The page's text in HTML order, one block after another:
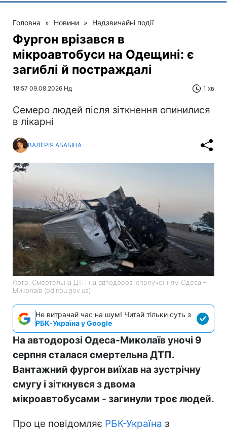
Головна » Новини » Надзвичайні події
Фургон врізався в
мікроавтобуси на Одещині: є
загиблі й постраждалі
18:57 09.08.2026 Нд 1 хв
Cемеро людей після зіткнення опинилися
в лікарні
ВАЛЕРІЯ АБАБІНА
Фото: Смертельна ДТП на автодорозі сполученням Одеса –
Миколаїв (od.npu.gov.ua)
Не витрачай час на шум! Читай тільки суть з
РБК-Україна у Google
На автодорозі Одеса-Миколаїв уночі 9
серпня сталася смертельна ДТП.
Вантажний фургон виїхав на зустрічну
смугу і зіткнувся з двома
мікроавтобусами - загинули троє людей.
Про це повідомляє РБК-Україна з